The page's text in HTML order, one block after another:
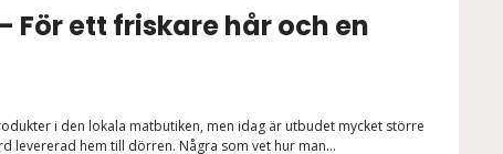
För ett friskare hår och en
i den lokala matbutiken, men idag är utbudet mycket större
levererad hem till dörren. Några som vet hur man...